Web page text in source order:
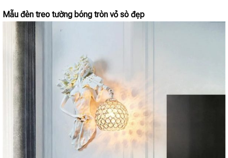
Mẫu đèn treo tường bóng tròn vỏ sò đẹp